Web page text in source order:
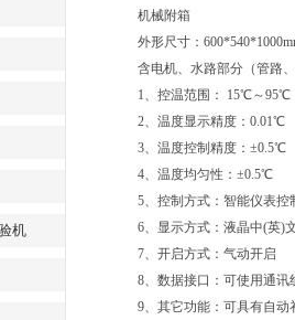
机
机械附箱
外形尺寸：
含电机、水路部分（管路
1、控温范围： 15℃～95℃
2、温度显示精度：0.01℃
3、温度控制精度：±0.5℃
4、温度均匀性：±0.5℃
5、控制方式：智能仪表
6、显示方式：液晶中(英)
7、开启方式：气动开启
8、数据接口：可使用通
9、其它功能：可具有自